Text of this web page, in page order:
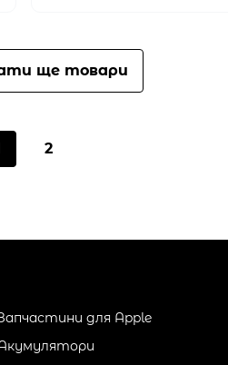
ще товари
2
для Apple